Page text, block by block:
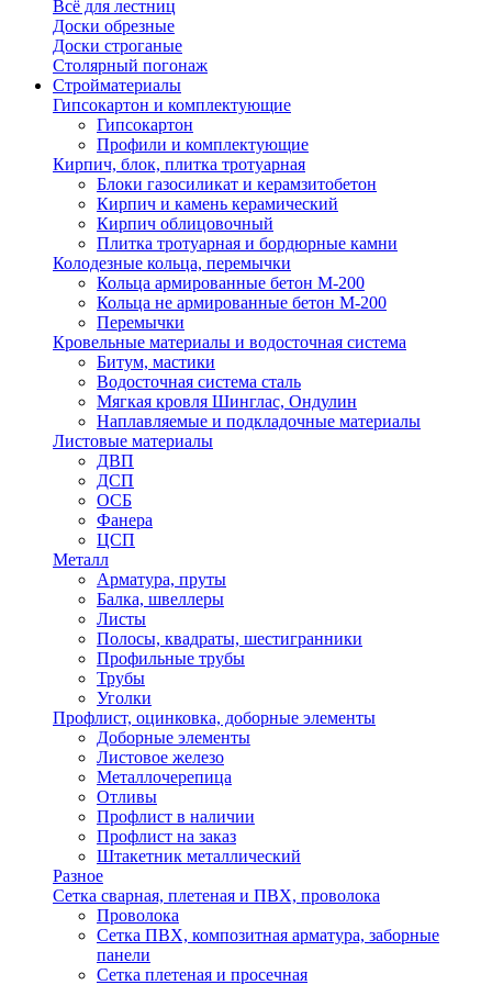
Всё для лестниц
Доски обрезные
Доски строганые
Столярный погонаж
Стройматериалы
Гипсокартон и комплектующие
Гипсокартон
Профили и комплектующие
Кирпич, блок, плитка тротуарная
Блоки газосиликат и керамзитобетон
Кирпич и камень керамический
Кирпич облицовочный
Плитка тротуарная и бордюрные камни
Колодезные кольца, перемычки
Кольца армированные бетон М-200
Кольца не армированные бетон М-200
Перемычки
Кровельные материалы и водосточная система
Битум, мастики
Водосточная система сталь
Мягкая кровля Шинглас, Ондулин
Наплавляемые и подкладочные материалы
Листовые материалы
ДВП
ДСП
ОСБ
Фанера
ЦСП
Металл
Арматура, пруты
Балка, швеллеры
Листы
Полосы, квадраты, шестигранники
Профильные трубы
Трубы
Уголки
Профлист, оцинковка, доборные элементы
Доборные элементы
Листовое железо
Металлочерепица
Отливы
Профлист в наличии
Профлист на заказ
Штакетник металлический
Разное
Сетка сварная, плетеная и ПВХ, проволока
Проволока
Сетка ПВХ, композитная арматура, заборные
панели
Сетка плетеная и просечная